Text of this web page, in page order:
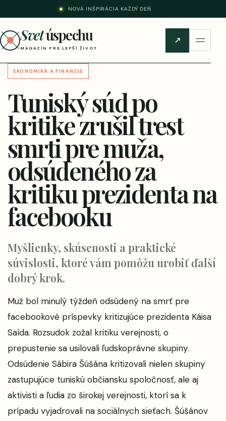
NOVÁ INŠPIRÁCIA KAŽDÝ DEŇ
Svetúspechu
MAGAZÍN PRE LEPŠÍ ŽIVOT
↗
EKONOMIKA A FINANCIE
Tuniský súd po
kritike zrušil trest
smrti pre muža,
odsúdeného za
kritiku prezidenta na
facebooku
Myšlienky, skúsenosti a praktické
súvislosti, ktoré vám pomôžu urobiť ďalší
dobrý krok.
Muž bol minulý týždeň odsúdený na smrť pre
facebookové príspevky kritizujúce prezidenta Káisa
Saída. Rozsudok zožal kritiku verejnosti, o
prepustenie sa usilovali ľudskoprávne skupiny.
Odsúdenie Sábira Šúšána kritizovali nielen skupiny
zastupujúce tuniskú občiansku spoločnosť, ale aj
aktivisti a ľudia zo širokej verejnosti, ktorí sa k
prípadu vyjadrovali na sociálnych sieťach. Šúšánov